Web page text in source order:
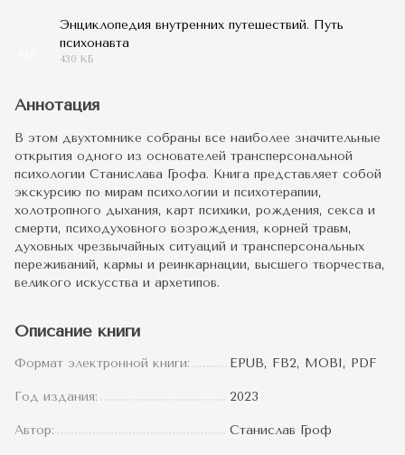
Энциклопедия внутренних путешествий. Путь
психонавта
430 КБ
Аннотация
В этом двухтомнике собраны все наиболее значительные
открытия одного из основателей трансперсональной
психологии Станислава Грофа. Книга представляет собой
экскурсию по мирам психологии и психотерапии,
холотропного дыхания, карт психики, рождения, секса и
смерти, психодуховного возрождения, корней травм,
духовных чрезвычайных ситуаций и трансперсональных
переживаний, кармы и реинкарнации, высшего творчества,
великого искусства и архетипов.
Описание книги
Формат электронной книги: EPUB, FB2, MOBI, PDF
Год издания: 2023
Автор: Станислав Гроф